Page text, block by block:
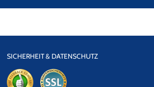
SICHERHEIT & DATENSCHUTZ